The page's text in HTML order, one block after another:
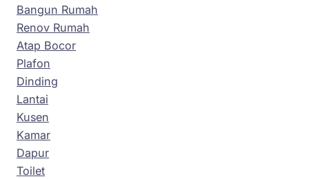
Bangun Rumah
Renov Rumah
Atap Bocor
Plafon
Dinding
Lantai
Kusen
Kamar
Dapur
Toilet